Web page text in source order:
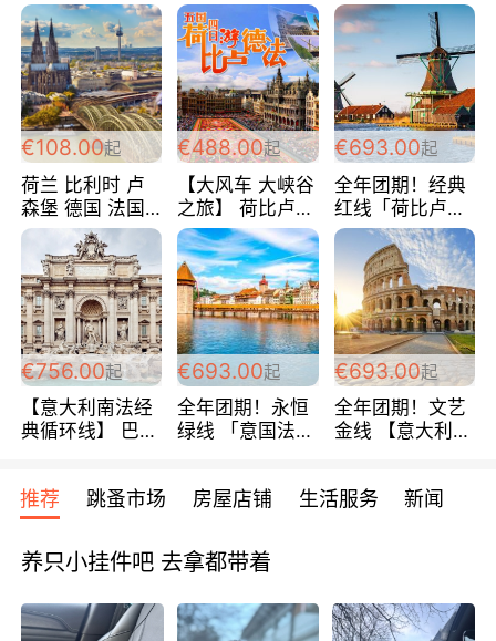
€108.00起
荷兰 比利时 卢
森堡 德国 法国
超爽玩遍西欧 循
环线 全程四星宾
馆 108欧/人/天
€488.00起
【大风车 大峡谷
之旅】 荷比卢德
法 巴黎上下 经
典五国四日游
488欧/人
€693.00起
全年团期！经典
红线「荷比卢德
法」七天循环 五
国 仅售99欧/人/
天！巴黎上下！
包拼房~
€756.00起
【意大利南法经
典循环线】 巴黎
宾馆 108欧/天起
全程756欧/位
€693.00起
全年团期！永恒
绿线 「意国法
欧/天起 ~包拼房
€693.00起
全年团期！文艺
金线 【意大利一
每周铁发！
推荐 跳蚤市场 房屋店铺 生活服务 新闻
养只小挂件吧 去拿都带着